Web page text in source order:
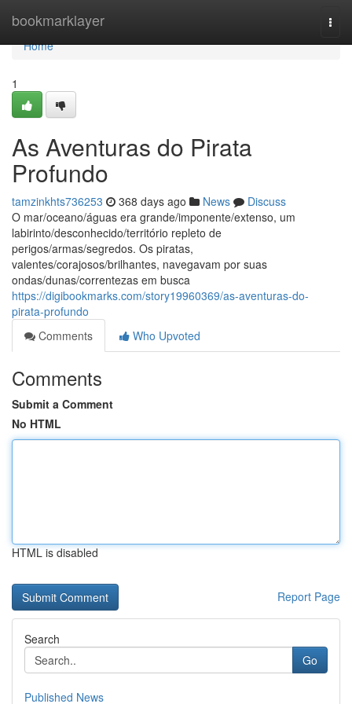
bookmarklayer
Home
Home
1
As Aventuras do Pirata
Profundo
tamzinkhts736253 368 days ago News
Discuss
O mar/oceano/águas era grande/imponente/extenso, um
labirinto/desconhecido/território repleto de
perigos/armas/segredos. Os piratas,
valentes/corajosos/brilhantes, navegavam por suas
ondas/dunas/correntezas em busca
https://digibookmarks.com/story19960369/as-aventuras-do-
pirata-profundo
Comments
Who Upvoted
Comments
Submit a Comment
No HTML
HTML is disabled
Report Page
Search
Go
Published News